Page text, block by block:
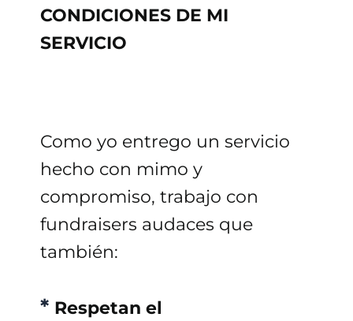
CONDICIONES DE MI
SERVICIO
Como yo entrego un servicio
hecho con mimo y
compromiso, trabajo con
fundraisers audaces que
también:
* Respetan el